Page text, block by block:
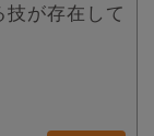
が存在して